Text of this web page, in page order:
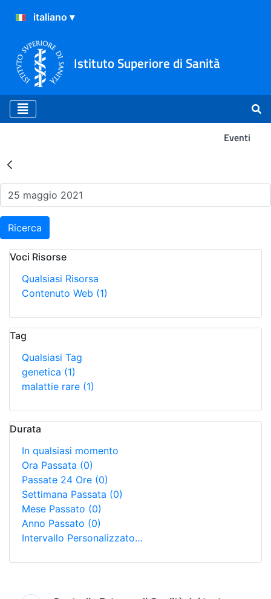
Istituto Superiore di Sanità
Eventi
Risultati della Ricerca -
Ricerca
Voci Risorse
Qualsiasi Risorsa
Contenuto Web (1)
Tag
Qualsiasi Tag
genetica (1)
malattie rare (1)
Durata
In qualsiasi momento
Ora Passata (0)
Passate 24 Ore (0)
Settimana Passata (0)
Mese Passato (0)
Anno Passato (0)
Intervallo Personalizzato…
Ricerca